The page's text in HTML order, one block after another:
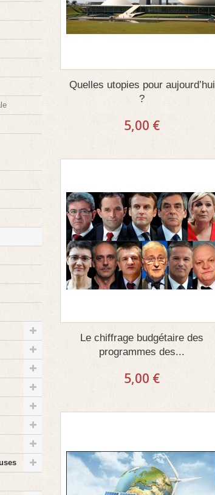
Quelles utopies pour aujourd’hui
?
5,00 €
Le chiffrage budgétaire des
programmes des...
5,00 €